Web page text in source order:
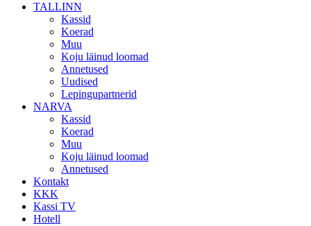
TALLINN
Kassid
Koerad
Muu
Koju läinud loomad
Annetused
Uudised
Lepingupartnerid
NARVA
Kassid
Koerad
Muu
Koju läinud loomad
Annetused
Kontakt
KKK
Kassi TV
Hotell